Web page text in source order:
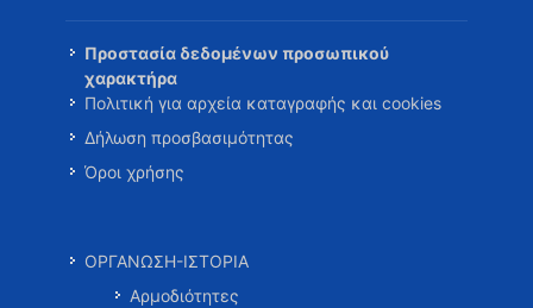
Προστασία δεδομένων προσωπικού
χαρακτήρα
Πολιτική για αρχεία καταγραφής και cookies
Δήλωση προσβασιμότητας
Όροι χρήσης
ΟΡΓΑΝΩΣΗ-ΙΣΤΟΡΙΑ
Αρμοδιότητες